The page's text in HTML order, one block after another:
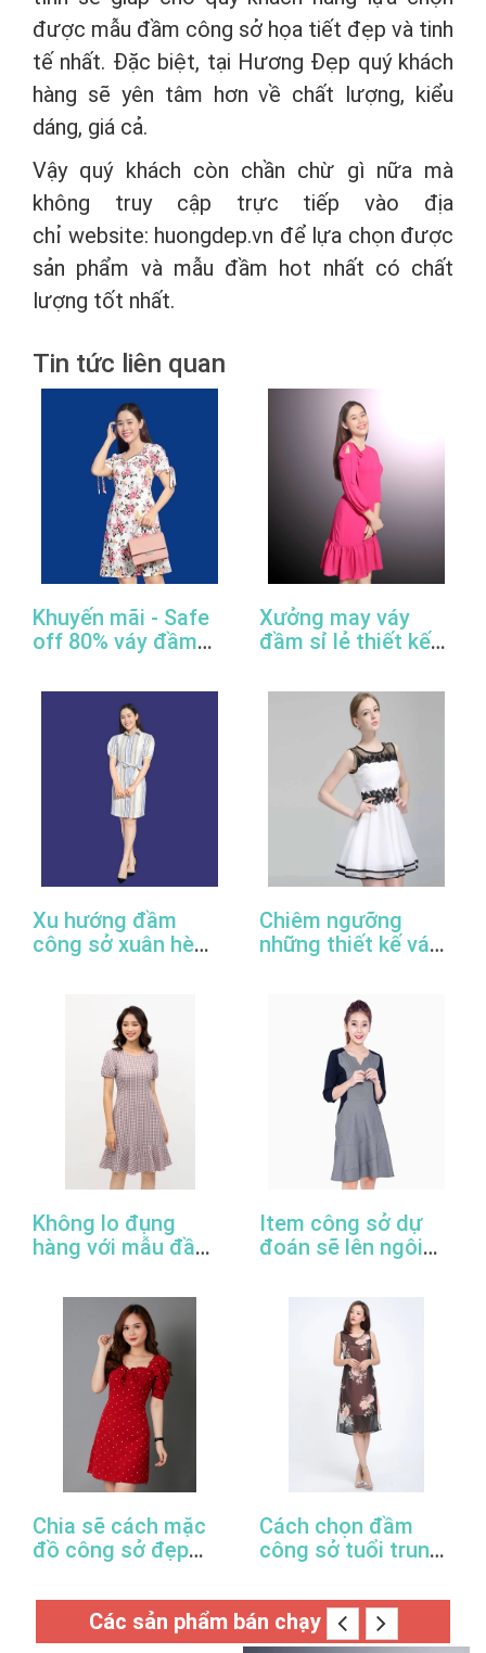
được mẫu đầm công sở họa tiết đẹp và tinh
tế nhất. Đặc biệt, tại Hương Đẹp quý khách
hàng sẽ yên tâm hơn về chất lượng, kiểu
dáng, giá cả.
Vậy quý khách còn chần chừ gì nữa mà
không truy cập trực tiếp vào địa
chỉ website: huongdep.vn để lựa chọn được
sản phẩm và mẫu đầm hot nhất có chất
lượng tốt nhất.
Tin tức liên quan
Khuyến mãi - Safe
off 80% váy đầm
đẹp
Xưởng may váy
đầm sỉ lẻ thiết kế
cấp, uy tín
Xu hướng đầm
công sở xuân hè
Chiêm ngưỡng
những thiết kế váy
Không lo đụng
hàng với mẫu đầm
thanh lịch
Item công sở dự
đoán sẽ lên ngôi
Chia sẽ cách mặc
đồ công sở đẹp
này
Cách chọn đầm
công sở tuổi trung
Các sản phẩm bán chạy